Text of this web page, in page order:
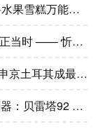
九八策略 我家的夏日凉方 | 3种材料水果雪糕万能公式
旺源配资 业务淡季不 “闲” 档案整理正当时 —— 忻州农商银行温村支行扎实推进档案规范化管理_信息
旺源配资 男篮欧锦赛实力榜出炉：申京土耳其成最大黑马？字母希腊仅排第六
卓信宝 具备执勤级性能 隐蔽携带利器：贝雷塔92 GTS百夫长(Centurion)手枪